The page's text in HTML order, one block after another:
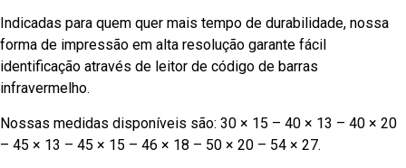
Indicadas para quem quer mais tempo de durabilidade, nossa
forma de impressão em alta resolução garante fácil
identificação através de leitor de código de barras
infravermelho.
Nossas medidas disponíveis são: 30 × 15 – 40 × 13 – 40 × 20
– 45 × 13 – 45 × 15 – 46 × 18 – 50 × 20 – 54 × 27.